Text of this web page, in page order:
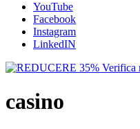
YouTube
Facebook
Instagram
LinkedIN
casino